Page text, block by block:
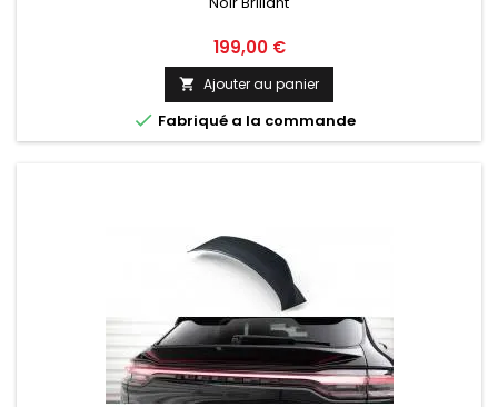
Prix
199,00 €
 Ajouter au panier
 Fabriqué a la commande